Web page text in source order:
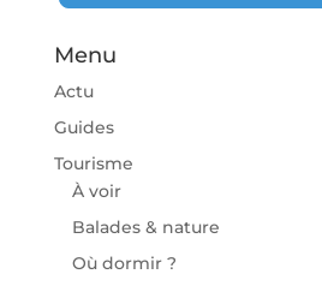
Menu
Actu
Guides
Tourisme
À voir
Balades & nature
Où dormir ?